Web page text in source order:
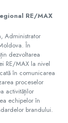
RE/MAX
Administrator
În
dezvoltarea
RE/MAX la nivel
în comunicarea
proceselor
activităților
echipelor în
brandului.